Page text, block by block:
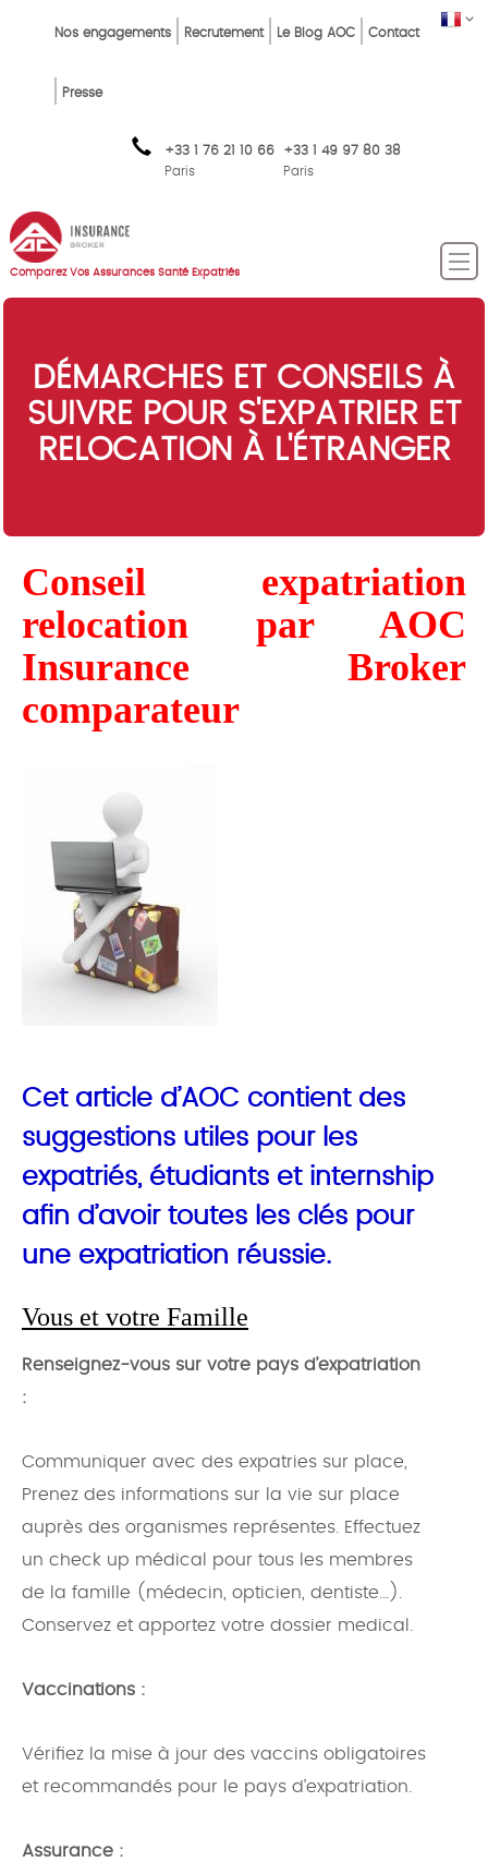
FR
Top
FR
Nos engagements Recrutement Le Blog AOC Contact
Presse
+33 1 76 21 10 66
Paris
+33 1 49 97 80 38
Paris
Comparez Vos Assurances Santé Expatriés
DÉMARCHES ET CONSEILS À
SUIVRE POUR S'EXPATRIER ET
RELOCATION À L'ÉTRANGER
Conseil expatriation
relocation par AOC
Insurance Broker
comparateur
Cet article d’AOC contient des
suggestions utiles pour les
expatriés, étudiants et internship
afin d’avoir toutes les clés pour
une expatriation réussie.
Vous et votre Famille
Renseignez-vous sur votre pays d’expatriation
:
Communiquer avec des expatries sur place,
Prenez des informations sur la vie sur place
auprès des organismes représentes. Effectuez
un check up médical pour tous les membres
de la famille (médecin, opticien, dentiste...).
Conservez et apportez votre dossier medical.
Vaccinations :
Vérifiez la mise à jour des vaccins obligatoires
et recommandés pour le pays d’expatriation.
Assurance :